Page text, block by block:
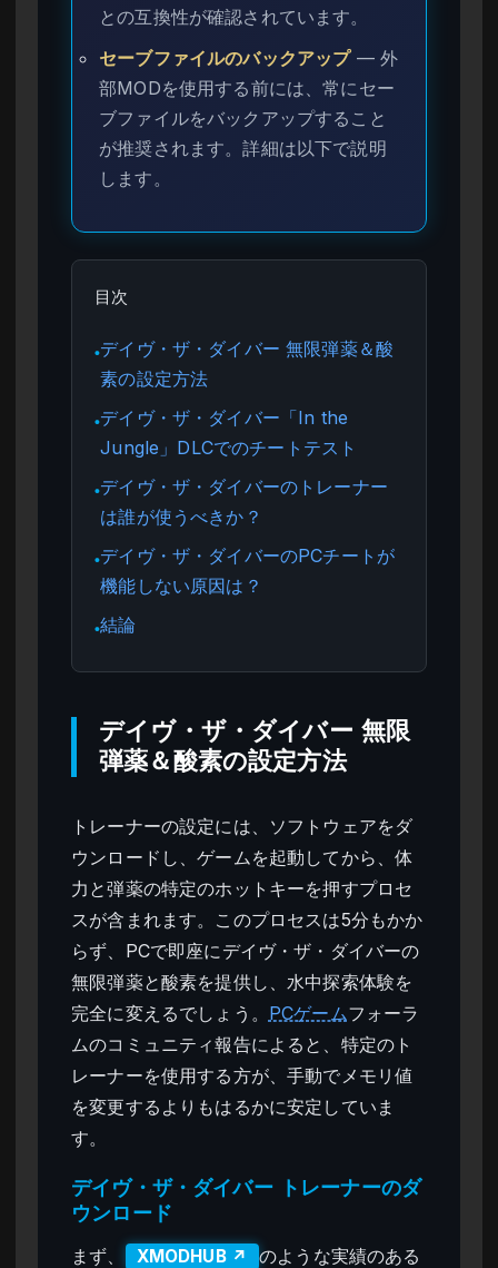
との互換性が確認されています。
セーブファイルのバックアップ— 外
部MODを使用する前には、常にセー
ブファイルをバックアップすること
が推奨されます。詳細は以下で説明
します。
目次
●デイヴ・ザ・ダイバー 無限弾薬＆酸
素の設定方法
●デイヴ・ザ・ダイバー「In the
Jungle」DLCでのチートテスト
●デイヴ・ザ・ダイバーのトレーナー
は誰が使うべきか？
●デイヴ・ザ・ダイバーのPCチートが
機能しない原因は？
●結論
デイヴ・ザ・ダイバー 無限
弾薬＆酸素の設定方法
トレーナーの設定には、ソフトウェアをダ
ウンロードし、ゲームを起動してから、体
力と弾薬の特定のホットキーを押すプロセ
スが含まれます。このプロセスは5分もかか
らず、PCで即座にデイヴ・ザ・ダイバーの
無限弾薬と酸素を提供し、水中探索体験を
完全に変えるでしょう。 PCゲームフォーラ
ムのコミュニティ報告によると、特定のト
レーナーを使用する方が、手動でメモリ値
を変更するよりもはるかに安定していま
す。
デイヴ・ザ・ダイバー トレーナーのダ
ウンロード
まず、 XMODHUB ↗
のような実績のある